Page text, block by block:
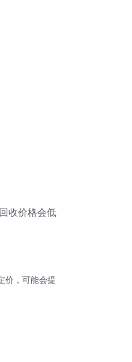
收价格会低
价，可能会提